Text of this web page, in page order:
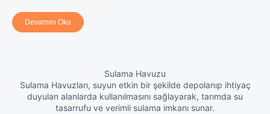
Devamını Oku
Sulama Havuzu
Sulama Havuzları, suyun etkin bir şekilde depolanıp ihtiyaç
duyulan alanlarda kullanılmasını sağlayarak, tarımda su
tasarrufu ve verimli sulama imkanı sunar.